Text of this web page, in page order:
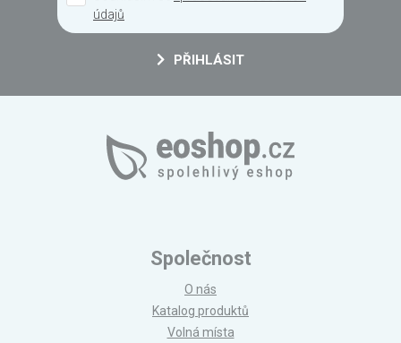
údajů
PŘIHLÁSIT
Společnost
O nás
Katalog produktů
Volná místa